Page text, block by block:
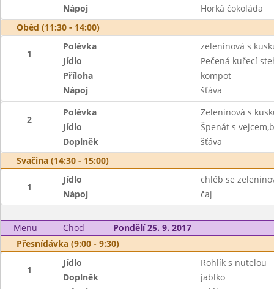
Nápoj
Horká čokoláda
Oběd (11:30 - 14:00)
1
Polévka
zeleninová s
Jídlo
Pečená kuřecí
Příloha
kompot
Nápoj
šťáva
2
Polévka
Zeleninová s
Jídlo
Špenát s
Doplněk
šťáva
Svačina (14:30 - 15:00)
1
Jídlo
chléb se
Nápoj
čaj
Menu Chod
Pondělí 25. 9. 2017
Přesnídávka (9:00 - 9:30)
1
Jídlo
Rohlík s nutelou
Doplněk
jablko